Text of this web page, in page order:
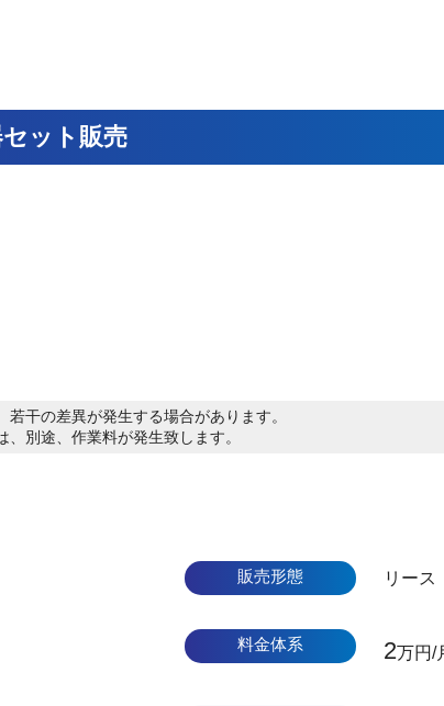
ット販売
干の差異が発生する場合があります。
別途、作業料が発生致します。
販売形態 リース
料金体系 2万円/